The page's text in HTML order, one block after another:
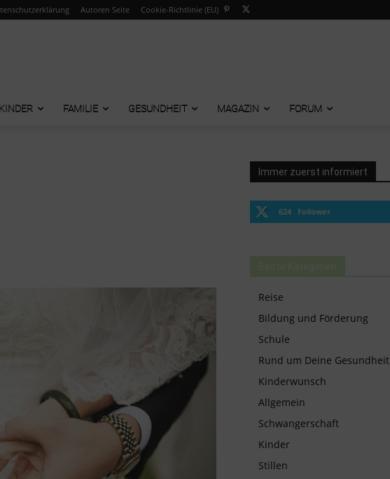
Autoren Seite Cookie-Richtlinie (EU)
KINDER FAMILIE GESUNDHEIT MAGAZIN FORUM
Immer zuerst informiert
624 Follower
Reise
Bildung und Förderung
Schule
Rund um Deine Gesundheit
Kinderwunsch
Allgemein
Schwangerschaft
Kinder
Stillen